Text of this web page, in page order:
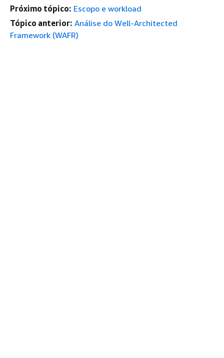
Próximo tópico: Escopo e workload
Tópico anterior: Análise do Well-Architected
Framework (WAFR)